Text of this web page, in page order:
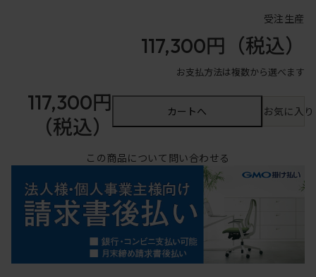
受注生産
117,300円 （税込）
お支払方法は複数から選べます
117,300円
（税込）
カートへ お気に入
この商品について問い合わせる